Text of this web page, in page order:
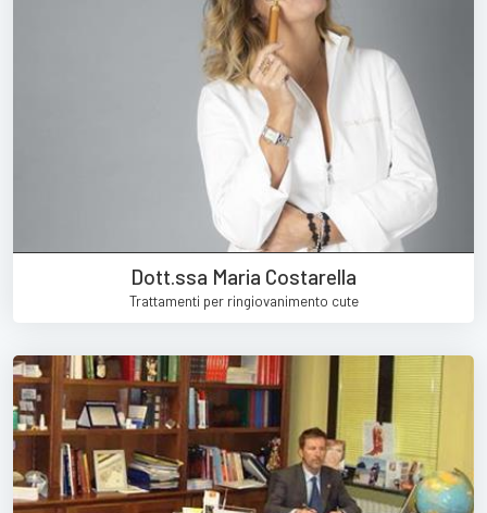
Dott.ssa Maria Costarella
Trattamenti per ringiovanimento cute